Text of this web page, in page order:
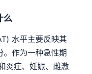
么
水平主要反映其
。作为一种急性期
炎症、妊娠、雌激